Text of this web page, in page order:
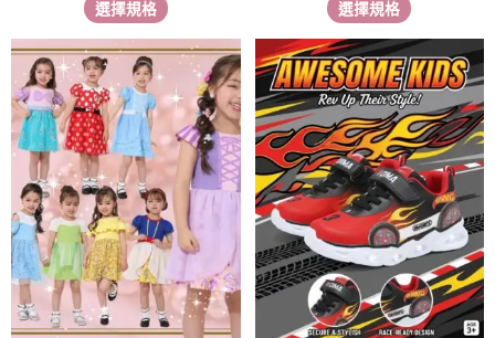
選擇規格
擇
選
項
選擇規格
擇
選
項
此
產
品
有
多
種
款
式。
可
在
產
此
產
品
有
多
種
款
式。
可
在
產